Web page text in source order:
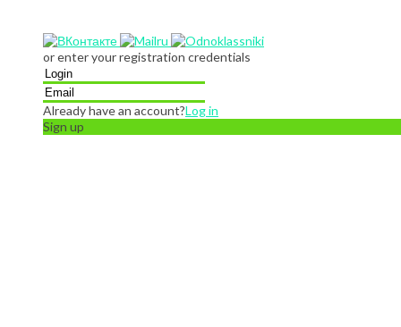
or enter your registration credentials
Already have an account?Log in
Sign up